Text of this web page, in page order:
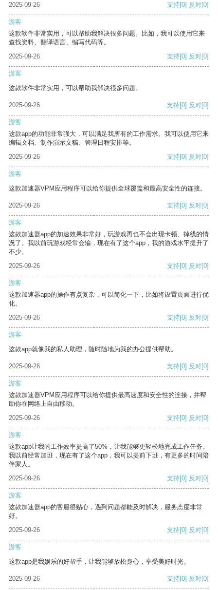
2025-09-26 支持[0] 反对[0]
游客
这款软件非常实用，可以帮助我解决很多问题。比如，我可以使用它来
查找资料、翻译语言、编写代码等。
2025-09-26
支持[0] 反对[0]
游客
这款软件非常实用，可以帮助我解决很多问题。
2025-09-26 支持[0] 反对[0]
游客
这款app的功能非常强大，可以满足我所有的工作需求。我可以使用它来
编辑文档、制作演示文稿、管理日程安排等。
2025-09-26
支持[0] 反对[0]
游客
这款加速器VPM应用程序可以给你提供全球覆盖和最高安全性的连接。
2025-09-26 支持[0] 反对[0]
游客
这款加速器app的加速效果非常好，玩游戏再也不会出现卡顿、掉线的情
况了。我以前玩游戏经常会输，现在有了这个app，我的游戏水平提升了
不少。
2025-09-26
支持[0] 反对[0]
游客
这款加速器app的操作有点复杂，可以简化一下，比如将设置页面进行优
化。
2025-09-26
支持[0] 反对[0]
游客
这款app就像我的私人助理，随时随地为我的办公提供帮助。
2025-09-26 支持[0] 反对[0]
游客
这款加速器VPM应用程序可以给你提供最高速度和安全性的连接，并帮
助你在网络上自由移动。
2025-09-26
支持[0] 反对[0]
游客
这款app让我的工作效率提高了50%，让我能够更轻松地完成工作任务。
我以前经常加班，现在有了这个app，我可以提前下班，有更多的时间陪
伴家人。
2025-09-26
支持[0] 反对[0]
游客
这款加速器app的客服很贴心，遇到问题都能及时解决，服务态度非常
好。
2025-09-26
支持[0] 反对[0]
游客
这款app是我娱乐的好帮手，让我能够放松身心，享受美好时光。
2025-09-26 支持[0] 反对[0]